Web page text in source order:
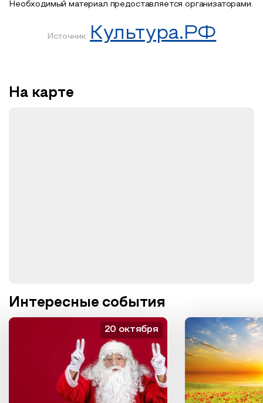
Необходимый материал предоставляется организаторами.
Источник: Культура.РФ
На карте
Интересные события
20 октября